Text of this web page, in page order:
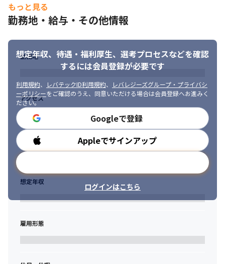
もっと見る
勤務地・給与・その他情報
想定年収、待遇・福利厚生、 選考プロセスなどを確認
するには会員登録が必要です
利用規約、 レバテックID利用規約、
レバレジーズグループ・プライバシ
ーポリシーをご確認のうえ、同意いただける場合は会員登録へお進みく
ださい。
Googleで登録
Appleでサインアップ
ログインはこちら
勤務地
アクセス
勤務時間
想定年収
雇用形態